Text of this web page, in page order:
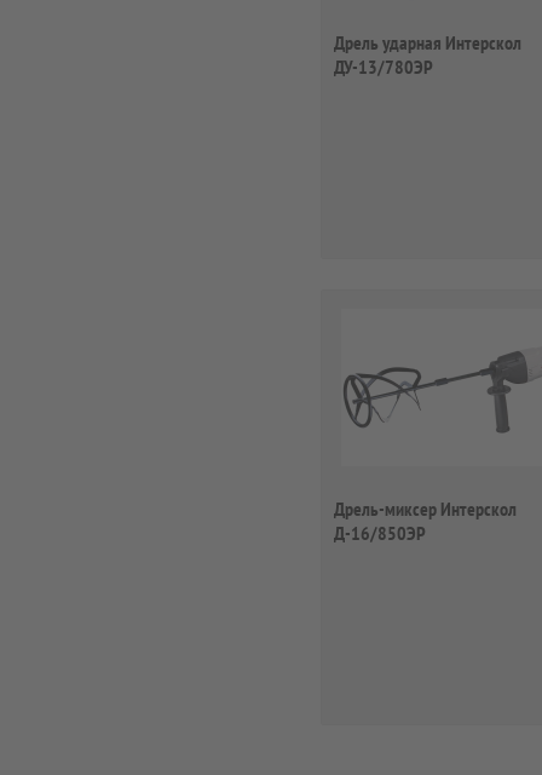
Дрель ударная Интерскол
ДУ-13/780ЭР
Дрель-миксер Интерскол
Д-16/850ЭР